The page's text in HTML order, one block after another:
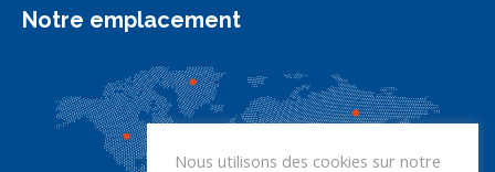
Notre emplacement
Nous utilisons des cookies sur notre